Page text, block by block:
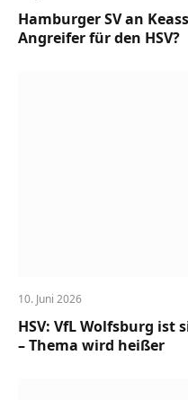
Hamburger SV an
Angreifer für den HSV?
10. Juni 2026
HSV: VfL Wolfsburg ist
– Thema wird heißer